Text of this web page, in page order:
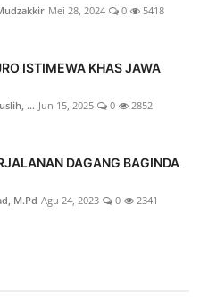
Mei 28, 2024 0 5418
ISTIMEWA KHAS JAWA
... Jun 15, 2025 0 2852
DAGANG BAGINDA
M.Pd Agu 24, 2023 0 2341